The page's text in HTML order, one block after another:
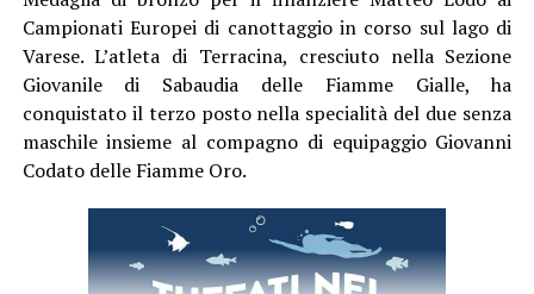
Campionati Europei di canottaggio in corso sul lago di
Varese. L’atleta di Terracina, cresciuto nella Sezione
Giovanile di Sabaudia delle Fiamme Gialle, ha
conquistato il terzo posto nella specialità del due senza
maschile insieme al compagno di equipaggio Giovanni
Codato delle Fiamme Oro.